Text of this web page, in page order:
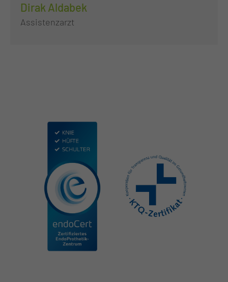
Dirak Aldabek
Assistenzarzt